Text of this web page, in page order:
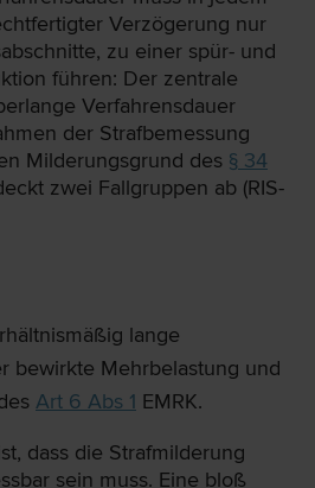
Verzögerung nur
zu einer spür- und
führen: Der zentrale
Verfahrensdauer
der Strafbemessung
Milderungsgrund des § 34
zwei Fallgruppen ab (RIS-
lange
bewirkte Mehrbelastung und
Art 6 Abs 1 EMRK.
dass die Strafmilderung
sein muss. Eine bloß